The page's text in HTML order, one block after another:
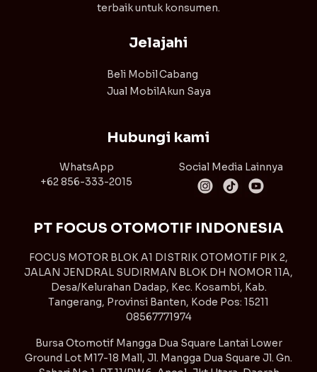
terbaik untuk konsumen.
Jelajahi
Beli Mobil
Jual Mobil
Cabang
Akun Saya
Hubungi kami
WhatsApp
+62 856-333-2015
Social Media Lainnya
PT FOCUS OTOMOTIF INDONESIA
FOCUS MOTOR BLOK A1 DISTRIK OTOMOTIF PIK 2,
JALAN JENDRAL SUDIRMAN BLOK DH NOMOR 11A,
Desa/Kelurahan Dadap, Kec. Kosambi, Kab.
Tangerang, Provinsi Banten, Kode Pos: 15211
08567771974
Bursa Otomotif Mangga Dua Square Lantai Lower
Ground Lot M17-18 Mall, Jl. Mangga Dua Square Jl. Gn.